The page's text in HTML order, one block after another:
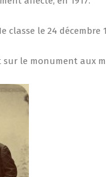
classe le 24 décembre
le monument aux